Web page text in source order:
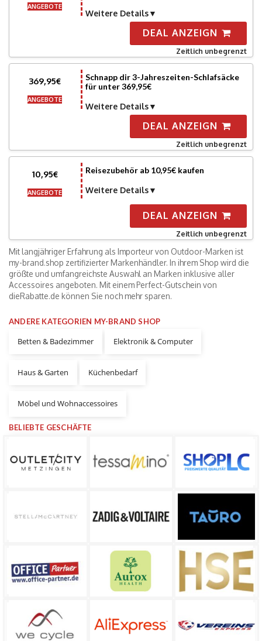
ANGEBOTE
Weitere Details
DEAL ANZEIGN
Zeitlich unbegrenzt
369,95€
ANGEBOTE
Schnapp dir 3-Jahreszeiten-Schlafsäcke
für unter 369,95€
Weitere Details
DEAL ANZEIGN
Zeitlich unbegrenzt
10,95€
ANGEBOTE
Reisezubehör ab 10,95€ kaufen
Weitere Details
DEAL ANZEIGN
Zeitlich unbegrenzt
Mit langjähriger Erfahrung als Importeur von Outdoor-Marken ist
my-brand.shop zertifizierter Markenhändler. In ihrem Shop wird die
größte und umfangreichste Auswahl an Marken inklusive aller
Accessoires angeboten. Mit einem Perfect-Gutschein von
dieRabatte.de können Sie noch mehr sparen.
ANDERE KATEGORIEN MY-BRAND SHOP
Betten & Badezimmer Elektronik & Computer
Haus & Garten Küchenbedarf
Möbel und Wohnaccessoires
BELIEBTE GESCHÄFTE